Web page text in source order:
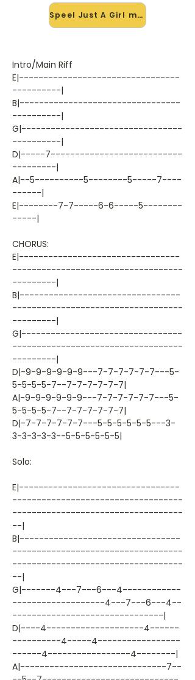
Speel Just A Girl mee →
Intro/Main Riff
E|---------------------------------
----------|
B|---------------------------------
----------|
G|---------------------------------
----------|
D|-----7---------------------------
---------|
A|--5----------5--------5-----7----
------|
E|--------7-7-----6-6-----5--------
-----|
CHORUS:
E|---------------------------------
-----------------------------------
---------|
B|---------------------------------
-----------------------------------
---------|
G|---------------------------------
-----------------------------------
---------|
D|-9-9-9-9-9-9---7-7-7-7-7-7---5-
5-5-5-5-7--7-7-7-7-7-7|
A|-9-9-9-9-9-9---7-7-7-7-7-7---5-
5-5-5-5-7--7-7-7-7-7-7|
D|-7-7-7-7-7-7---5-5-5-5-5-5---3-
3-3-3-3-3--5-5-5-5-5-5|
Solo:
E|---------------------------------
-----------------------------------
-----------------------------------
--|
B|---------------------------------
-----------------------------------
-----------------------------------
--|
G|-------4---7---6---4------------
-------------------4---7---6---4--
-------------------------------|
D|----4--------------------4------
----------4-----4-----------------
------4-----------------4--------|
A|------------------------------7--